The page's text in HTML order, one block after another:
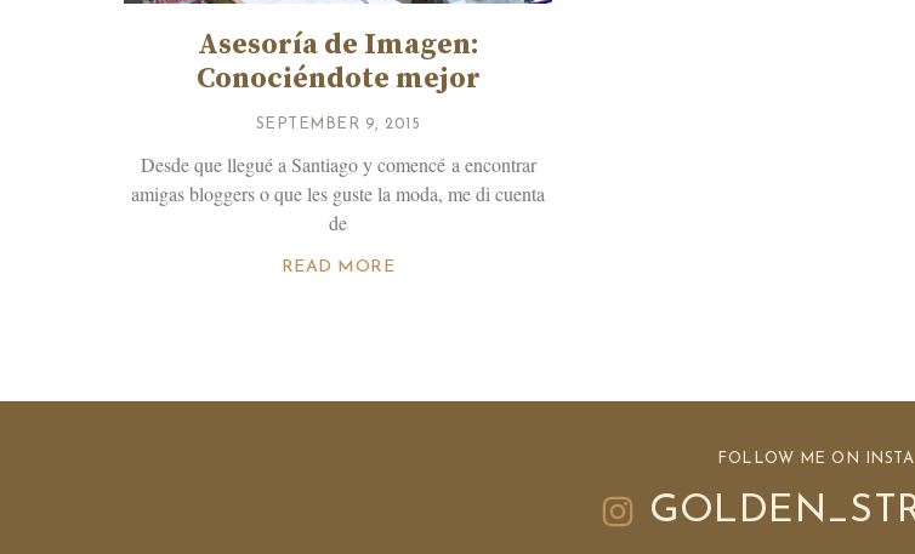
Asesoría de Imagen:
Conociéndote mejor
SEPTEMBER 9, 2015
Desde que llegué a Santiago y comencé a encontrar
amigas bloggers o que les guste la moda, me di cuenta
de
READ MORE
FOLLOW ME ON INSTA